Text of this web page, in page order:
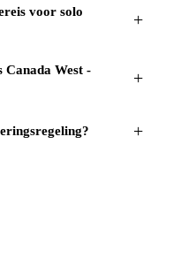
voor solo
+
Canada West -
+
+